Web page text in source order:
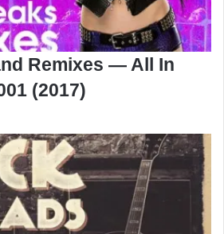
Remixes — All In
(2017)